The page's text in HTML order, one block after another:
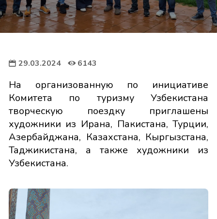
29.03.2024 6143
На организованную по инициативе
Комитета по туризму Узбекистана
творческую поездку приглашены
художники из Ирана, Пакистана, Турции,
Азербайджана, Казахстана, Кыргызстана,
Таджикистана, а также художники из
Узбекистана.